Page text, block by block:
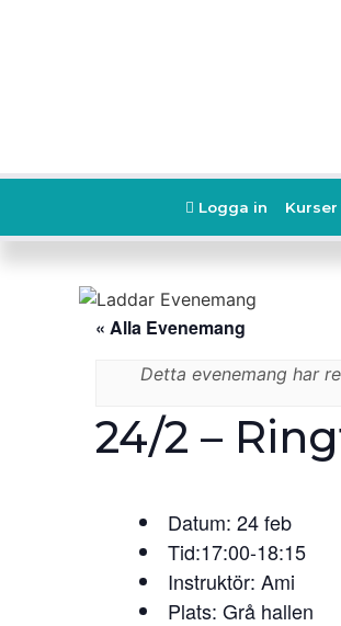
Logga in Kurser
« Alla Evenemang
Detta evenemang har
24/2 –
Datum: 24 feb
Tid:17:00-18:15
Instruktör: Ami
Plats: Grå hallen